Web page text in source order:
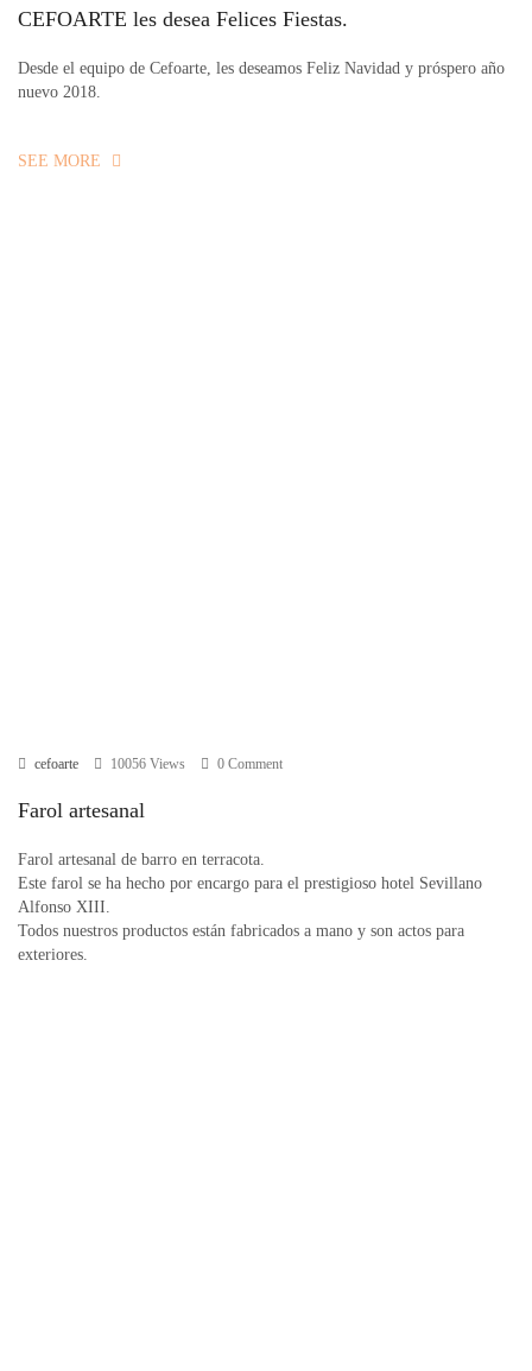
CEFOARTE les desea Felices Fiestas.
Desde el equipo de Cefoarte, les deseamos Feliz Navidad y próspero año
nuevo 2018.
SEE MORE
cefoarte 10056 Views 0 Comment
Farol artesanal
Farol artesanal de barro en terracota.
Este farol se ha hecho por encargo para el prestigioso hotel Sevillano
Alfonso XIII.
Todos nuestros productos están fabricados a mano y son actos para
exteriores.